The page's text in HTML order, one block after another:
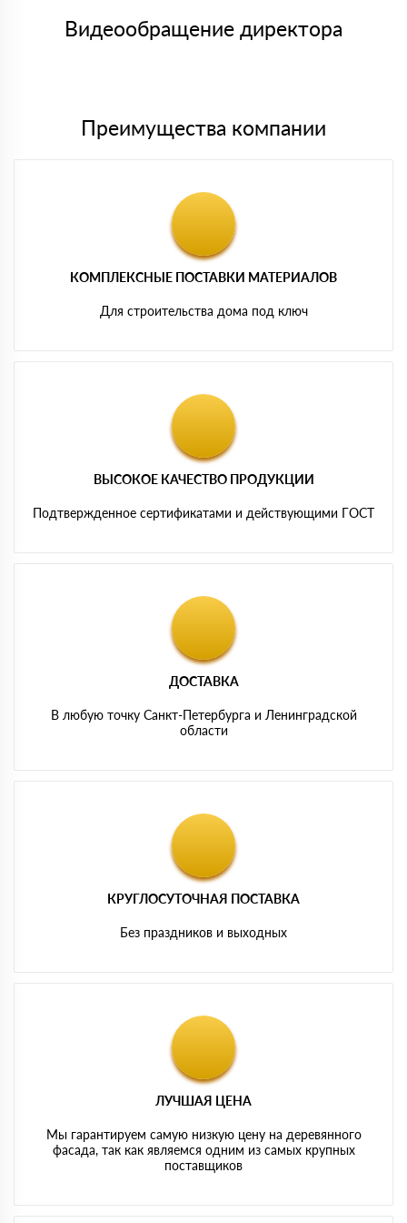
либо Вы забираете товар со склада самовывоза.
Видеообращение директора
Преимущества компании
КОМПЛЕКСНЫЕ ПОСТАВКИ МАТЕРИАЛОВ
Для строительства дома под ключ
ВЫСОКОЕ КАЧЕСТВО ПРОДУКЦИИ
Подтвержденное сертификатами и действующими ГОСТ
ДОСТАВКА
В любую точку Санкт-Петербурга и Ленинградской
области
КРУГЛОСУТОЧНАЯ ПОСТАВКА
Без праздников и выходных
ЛУЧШАЯ ЦЕНА
Мы гарантируем самую низкую цену на деревянного
фасада, так как являемся одним из самых крупных
поставщиков